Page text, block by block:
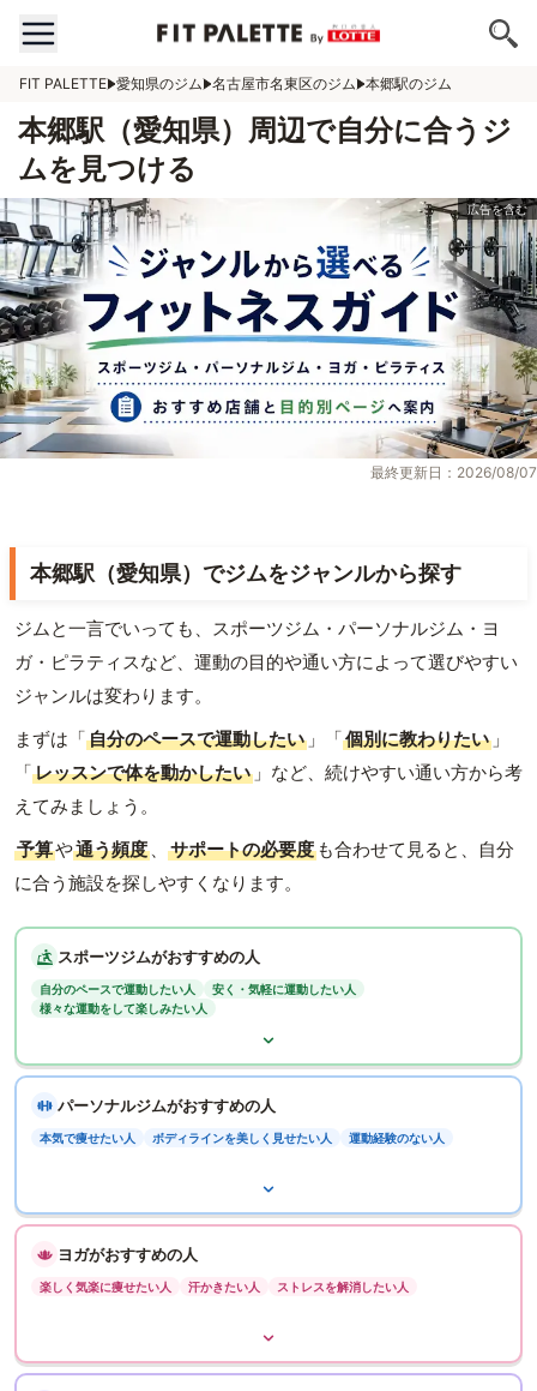
FIT PALETTE 愛知県のジム 名古屋市名東区のジム 本郷駅のジム
本郷駅（愛知県）周辺で自分に合うジ
ムを見つける
最終更新日：2026/08/07
本郷駅（愛知県）でジムをジャンルから探す
ジムと一言でいっても、スポーツジム・パーソナルジム・ヨ
ガ・ピラティスなど、運動の目的や通い方によって選びやすい
ジャンルは変わります。
まずは「自分のペースで運動したい 」「個別に教わりたい 」
「レッスンで体を動かしたい 」など、続けやすい通い方から考
えてみましょう。
予算や通う頻度 、 サポートの必要度 も合わせて見ると、自分
に合う施設を探しやすくなります。
スポーツジムがおすすめの人
自分のペースで運動したい人
安く・気軽に運動したい人
様々な運動をして楽しみたい人
パーソナルジムがおすすめの人
本気で痩せたい人 ボディラインを美しく見せたい人 運動経験のない人
ヨガがおすすめの人
楽しく気楽に痩せたい人 汗かきたい人 ストレスを解消したい人